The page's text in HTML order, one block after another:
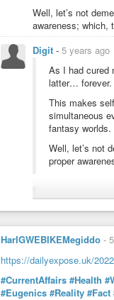
Well, let’s not
awareness; which,
Digit - 5 years ago
As I had cured
latter… forever.
This makes
simultaneous
fantasy worlds.
Well, let’s not
proper
your reliance
you people
oh.
HarIGWEBIKEMegiddo -
https://dailyexpose.uk/
#CurrentAffairs #Health
#Eugenics #Reality #Fact